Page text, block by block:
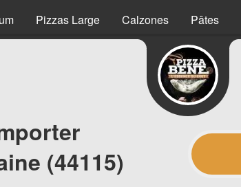
Pizzas Large Calzones Pâtes
(44115)